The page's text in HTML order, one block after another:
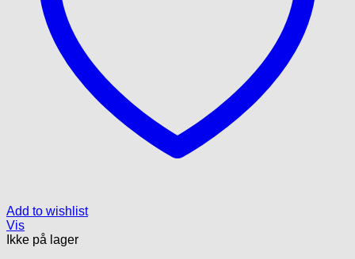
Add to wishlist
Vis
Ikke på lager